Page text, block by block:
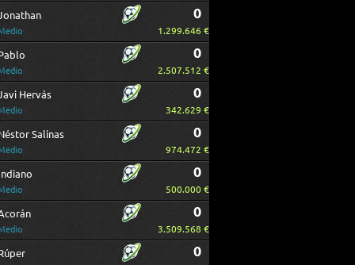
0
1.299.646 €
0
2.507.512 €
Hervás 0
342.629 €
Salinas 0
974.472 €
0
500.000 €
0
3.509.568 €
0